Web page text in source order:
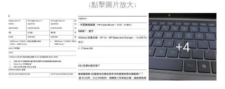
↓點擊圖片放大↓
+4